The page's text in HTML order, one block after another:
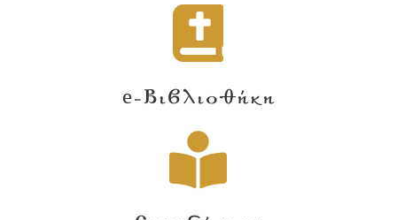
e-Βιβλιοθήκη